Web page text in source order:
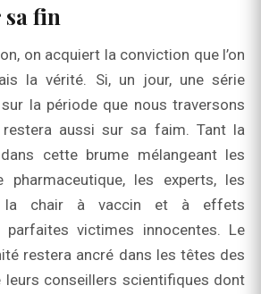
fin
on acquiert la conviction que l’on
la vérité. Si, un jour, une série
la période que nous traversons
aussi sur sa faim. Tant la
cette brume mélangeant les
pharmaceutique, les experts, les
la chair à vaccin et à effets
victimes innocentes. Le
restera ancré dans les têtes des
leurs conseillers scientifiques dont